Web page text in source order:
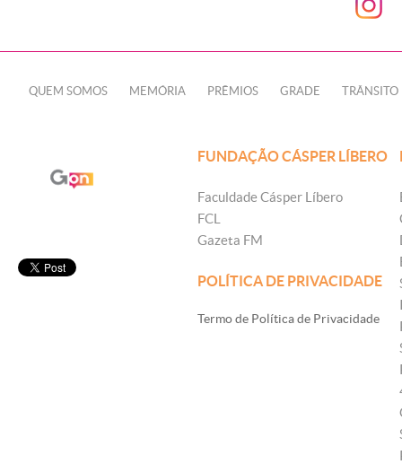
QUEM SOMOS MEMÓRIA PRÊMIOS GRADE TRÂNSITO
FUNDAÇÃO CÁSPER LÍBERO
Faculdade Cásper Líbero
FCL
Gazeta FM
POLÍTICA DE PRIVACIDADE
Termo de Política de Privacidade